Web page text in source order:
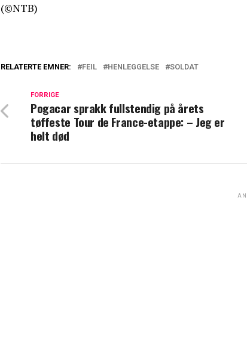
(©NTB)
RELATERTE EMNER: FEIL HENLEGGELSE SOLDAT
FORRIGE
Pogacar sprakk fullstendig på årets
tøffeste Tour de France-etappe: – Jeg er
helt død